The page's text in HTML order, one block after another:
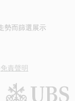
勢而篩選展示
免責聲明